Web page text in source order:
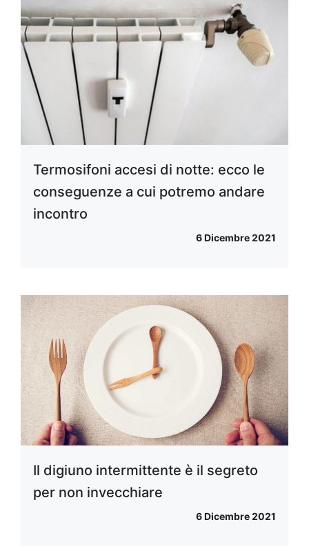
Termosifoni accesi di notte: ecco le
conseguenze a cui potremo andare
incontro
6 Dicembre 2021
Il digiuno intermittente è il segreto
per non invecchiare
6 Dicembre 2021